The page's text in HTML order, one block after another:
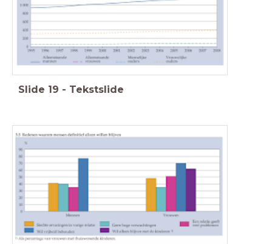
Slide 19 - Tekstslide